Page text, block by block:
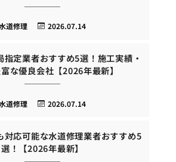
2026.07.14
道修理
指定業者おすすめ5選！施工実績・
な優良会社【2026年最新】
2026.07.14
道修理
対応可能な水道修理業者おすすめ5
選！【2026年最新】